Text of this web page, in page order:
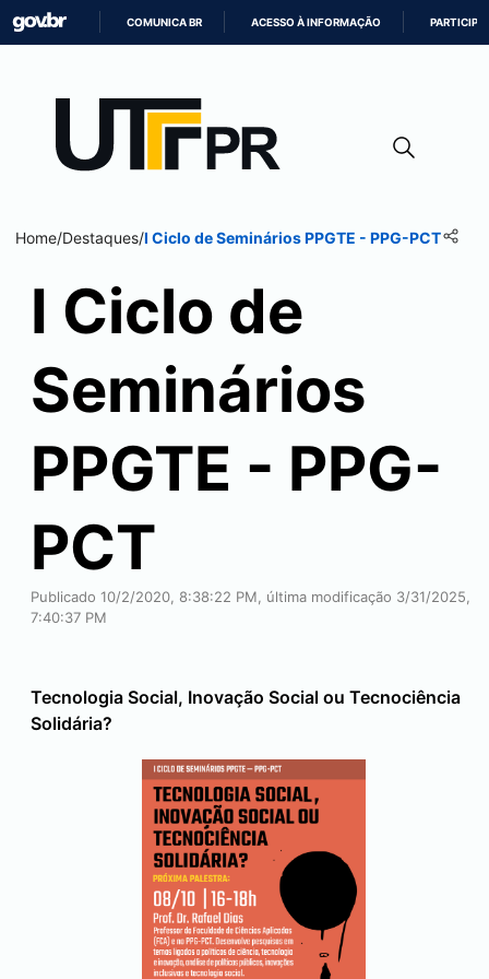
CONTEÚDO
COMUNICA BR ACESSO À INFORMAÇÃO PARTICIPE
Home/Destaques/I Ciclo de Seminários PPGTE - PPG-PCT
I Ciclo de
Seminários
PPGTE - PPG-
PCT
Publicado 10/2/2020, 8:38:22 PM, última modificação 3/31/2025,
7:40:37 PM
Tecnologia Social, Inovação Social ou Tecnociência
Solidária?